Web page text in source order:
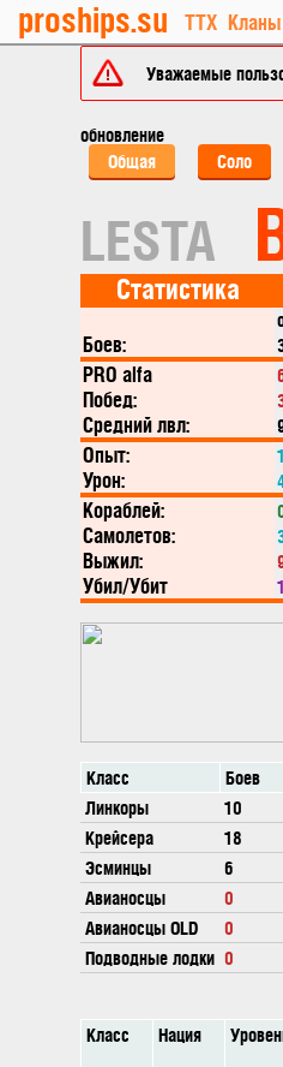
proships.su ТТХ Кланы
Уважаемые
обновление
Общая
Соло
LESTA
Статистика
Боев:
PRO alfa
Побед:
Средний лвл:
Опыт:
Урон:
Кораблей:
Самолетов:
Выжил:
Убил/Убит
Класс Боев
Линкоры
10
Крейсера
18
Эсминцы
6
Авианосцы
0
Авианосцы OLD
0
Подводные лодки 0
Класс Нация